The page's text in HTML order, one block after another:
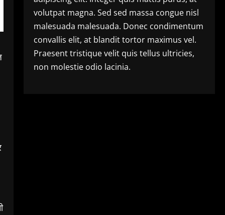
volutpat magna. Sed sed massa congue nisl
malesuada malesuada. Donec condimentum
convallis elit, at blandit tortor maximus vel.
Praesent tristique velit quis tellus ultricies,
non molestie odio lacinia.